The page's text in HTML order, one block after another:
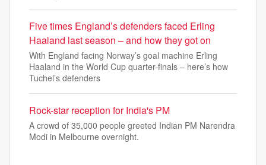
Five times England’s defenders faced Erling
Haaland last season – and how they got on
With England facing Norway’s goal machine Erling
Haaland in the World Cup quarter-finals – here’s how
Tuchel’s defenders
Rock-star reception for India's PM
A crowd of 35,000 people greeted Indian PM Narendra
Modi in Melbourne overnight.